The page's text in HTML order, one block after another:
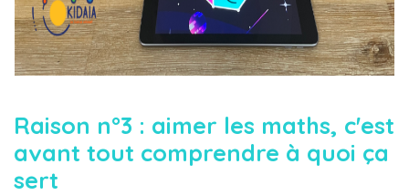
Raison n°3 : aimer les maths, c'est
avant tout comprendre à quoi ça
sert